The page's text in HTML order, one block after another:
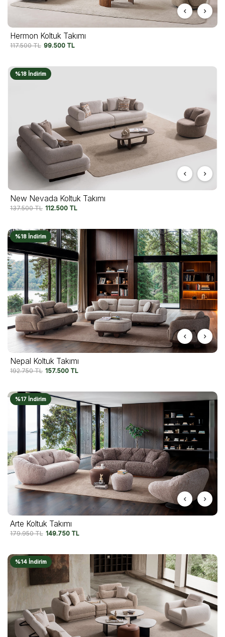
Hermon Koltuk Takımı
117.500TL 99.500 TL
%18 İndirim
New Nevada Koltuk Takımı
137.500TL 112.500 TL
%18 İndirim
Nepal Koltuk Takımı
192.750TL 157.500 TL
%17 İndirim
Arte Koltuk Takımı
179.950TL 149.750 TL
%14 İndirim